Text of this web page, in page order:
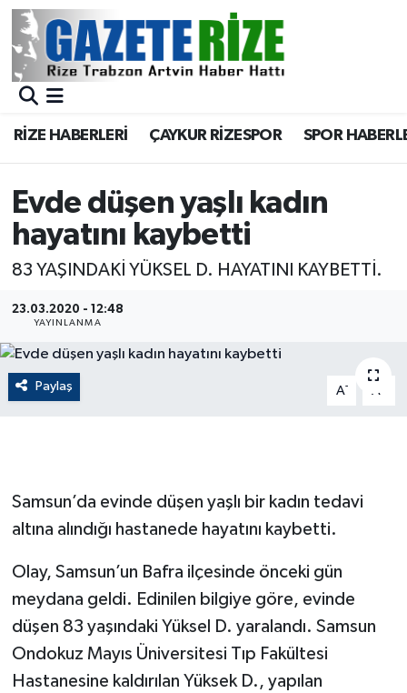
RİZE HABERLERİ ÇAYKUR RİZESPOR SPOR
Evde düşen yaşlı kadın
hayatını kaybetti
83 YAŞINDAKİ YÜKSEL D. HAYATINI KAYBETTİ.
23.03.2020 - 12:48
YAYINLANMA
Paylaş A- A
Samsun’da evinde düşen yaşlı bir kadın tedavi
altına alındığı hastanede hayatını kaybetti.
Olay, Samsun’un Bafra ilçesinde önceki gün
meydana geldi. Edinilen bilgiye göre, evinde
düşen 83 yaşındaki Yüksel D. yaralandı. Samsun
Ondokuz Mayıs Üniversitesi Tıp Fakültesi
Hastanesine kaldırılan Yüksek D., yapılan
BÖLGEMİZ
Asayiş
Rize Jandarma Komutanlığı
Bilim Teknoloji
Bölge
Advertising news
Canlı Maç
Dünya
EĞİTİM
EKONOMİ
English News
Merkez Nöbetçi Eczaneler
Merkez Trafik Yoğunluk Haritası
Süper Lig Puan Durumu ve Fikstür
Tüm Manşetler
Son Dakika Haberleri
Haber Arşivi